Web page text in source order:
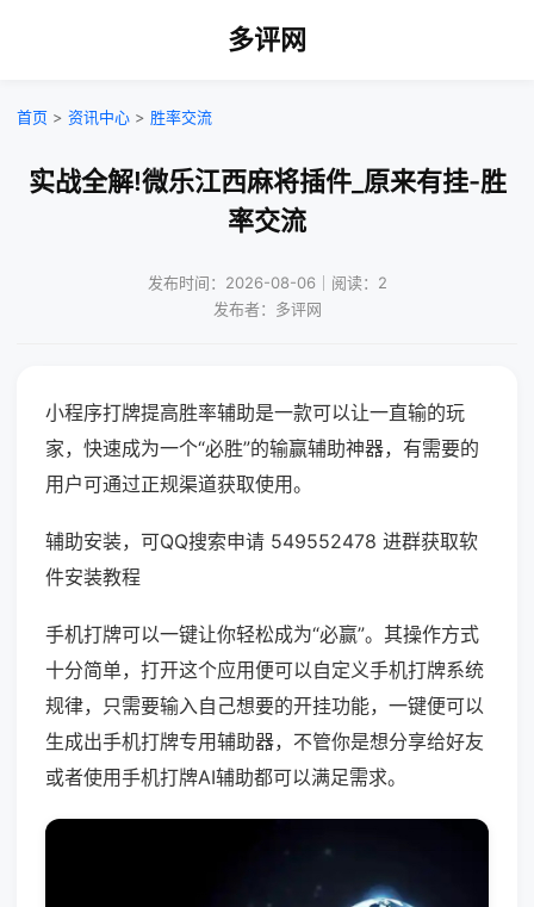
多评网
首页 > 资讯中心 > 胜率交流
实战全解!微乐江西麻将插件_原来有挂-胜
率交流
发布时间：2026-08-06｜阅读：2
发布者：多评网
小程序打牌提高胜率辅助是一款可以让一直输的玩
家，快速成为一个“必胜”的输赢辅助神器，有需要的
用户可通过正规渠道获取使用。
辅助安装，可QQ搜索申请 549552478 进群获取软
件安装教程
手机打牌可以一键让你轻松成为“必赢”。其操作方式
十分简单，打开这个应用便可以自定义手机打牌系统
规律，只需要输入自己想要的开挂功能，一键便可以
生成出手机打牌专用辅助器，不管你是想分享给好友
或者使用手机打牌AI辅助都可以满足需求。